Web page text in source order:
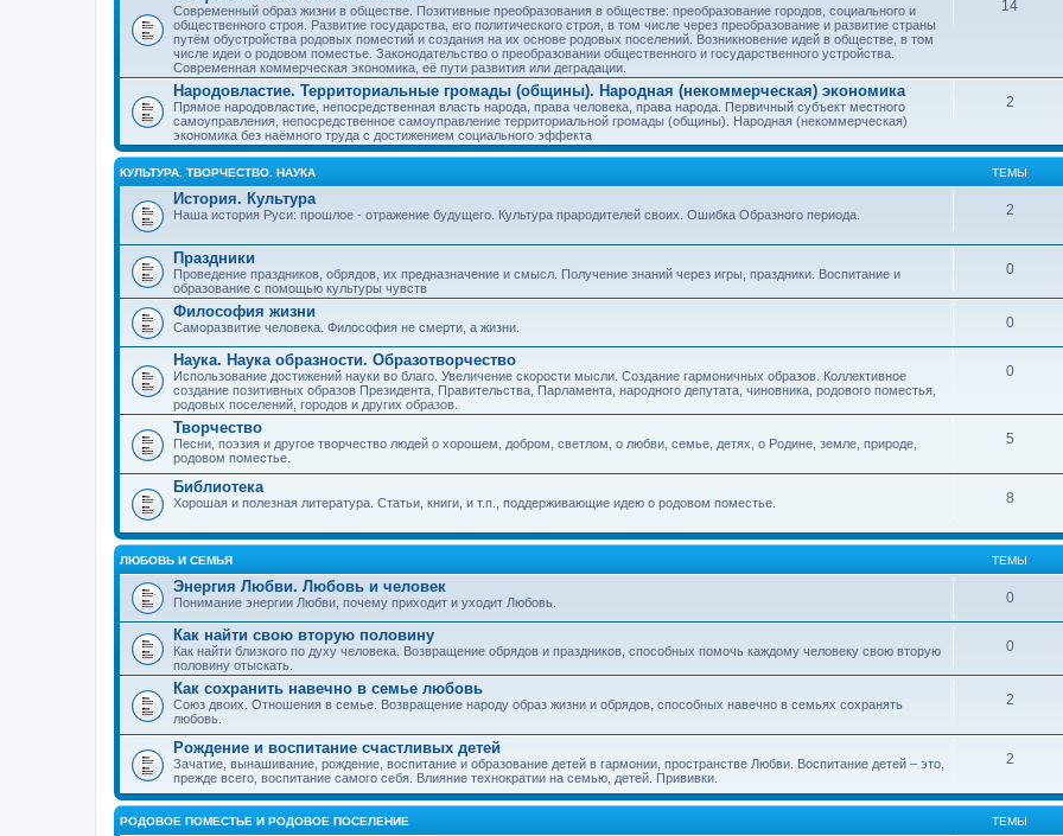
Современный образ жизни в обществе. Позитивные преобразования в обществе: преобразование городов, социального и
общественного строя. Развитие государства, его политического строя, в том числе через преобразование и развитие страны
путём обустройства родовых поместий и создания на их основе родовых поселений. Возникновение идей в обществе, в том
числе идеи о родовом поместье. Законодательство о преобразовании общественного и государственного устройства.
Современная коммерческая экономика, её пути развития или деградации.
14
Народовластие. Территориальные громады (общины). Народная (некоммерческая) экономика
Прямое народовластие, непосредственная власть народа, права человека, права народа. Первичный субъект местного
самоуправления, непосредственное самоуправление территориальной громады (общины). Народная (некоммерческая)
экономика без наёмного труда с достижением социального эффекта
2
КУЛЬТУРА. ТВОРЧЕСТВО. НАУКА ТЕМЫ
История. Культура
Наша история Руси: прошлое - отражение будущего. Культура прародителей своих. Ошибка Образного периода. 2
Праздники
Проведение праздников, обрядов, их предназначение и смысл. Получение знаний через игры, праздники. Воспитание и
образование с помощью культуры чувств
0
Философия жизни
Саморазвитие человека. Философия не смерти, а жизни. 0
Наука. Наука образности. Образотворчество
Использование достижений науки во благо. Увеличение скорости мысли. Создание гармоничных образов. Коллективное
создание позитивных образов Президента, Правительства, Парламента, народного депутата, чиновника, родового поместья,
родовых поселений, городов и других образов.
0
Творчество
Песни, поэзия и другое творчество людей о хорошем, добром, светлом, о любви, семье, детях, о Родине, земле, природе,
родовом поместье.
5
Библиотека
Хорошая и полезная литература. Статьи, книги, и т.п., поддерживающие идею о родовом поместье. 8
ЛЮБОВЬ И СЕМЬЯ ТЕМЫ
Энергия Любви. Любовь и человек
Понимание энергии Любви, почему приходит и уходит Любовь. 0
Как найти свою вторую половину
Как найти близкого по духу человека. Возвращение обрядов и праздников, способных помочь каждому человеку свою вторую
половину отыскать.
0
Как сохранить навечно в семье любовь
Союз двоих. Отношения в семье. Возвращение народу образ жизни и обрядов, способных навечно в семьях сохранять
любовь.
2
Рождение и воспитание счастливых детей
Зачатие, вынашивание, рождение, воспитание и образование детей в гармонии, пространстве Любви. Воспитание детей – это,
прежде всего, воспитание самого себя. Влияние технократии на семью, детей. Прививки.
2
РОДОВОЕ ПОМЕСТЬЕ И РОДОВОЕ ПОСЕЛЕНИЕ ТЕМЫ